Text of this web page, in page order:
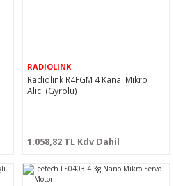
RADIOLINK
Radiolink R4FGM 4 Kanal Mikro
Alıcı (Gyrolu)
1.058,82 TL Kdv Dahil